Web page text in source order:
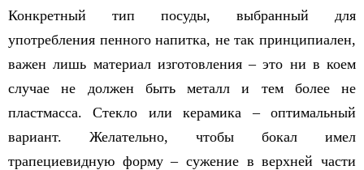
Конкретный тип посуды, выбранный для
употребления пенного напитка, не так принципиален,
важен лишь материал изготовления – это ни в коем
случае не должен быть металл и тем более не
пластмасса. Стекло или керамика – оптимальный
вариант. Желательно, чтобы бокал имел
трапециевидную форму – сужение в верхней части